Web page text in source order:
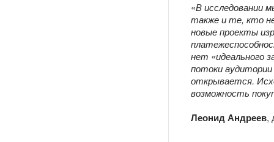
«В исследовании
также и те, кто
новые проекты
нет «идеального
потоки
открывается.
возможность
Леонид Андреев,